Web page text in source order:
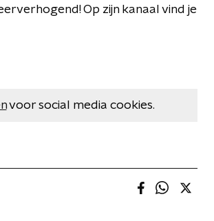
Op zijn kanaal vind je
voor social media cookies.